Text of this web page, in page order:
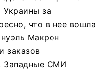
Украины за
что в нее вошла
Макрон
заказов
Западные СМИ